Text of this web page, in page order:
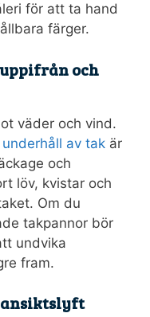
för att ta hand
färger.
och
väder och vind.
underhåll av tak är
och
löv, kvistar och
Om du
takpannor bör
undvika
fram.
ansiktslyft